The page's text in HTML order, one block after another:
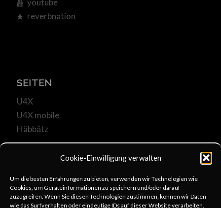
Cookie-Einwilligung verwalten
Um die besten Erfahrungen zu bieten, verwenden wir Technologien wie
Cookies, um Geräteinformationen zu speichern und/oder darauf
zuzugreifen. Wenn Sie diesen Technologien zustimmen, können wir Daten
wie das Surfverhalten oder eindeutige IDs auf dieser Website verarbeiten.
youtube
reverbnation
SEITEN
U4X
U4X mobile
Häbbätz
KOMMUNIKATION